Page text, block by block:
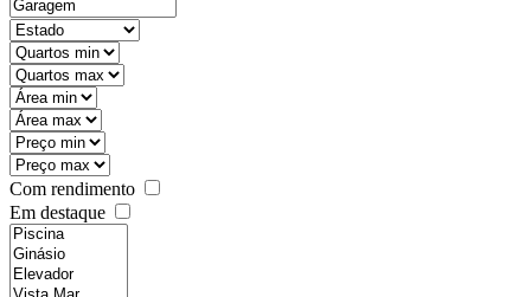
Com rendimento
Em destaque